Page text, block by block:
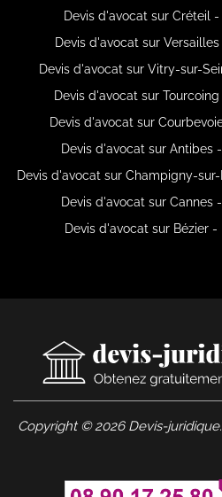
Devis d'avocat sur Créteil
Devis d'avocat sur
Devis d'avocat sur Vitry-sur-
Devis d'avocat sur
Devis d'avocat sur
Devis d'avocat sur Antibes
Devis d'avocat sur Champigny-
Devis d'avocat sur Cannes
Devis d'avocat sur Bézier
Copyright © 2026 Devis-